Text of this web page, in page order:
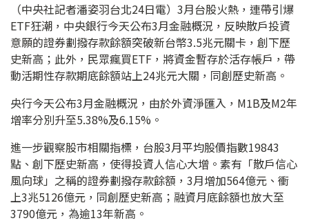
（中央社記者潘姿羽台北24日電）3月台股火熱，連帶引爆
ETF狂潮，中央銀行今天公布3月金融概況，反映散戶投資
意願的證券劃撥存款餘額突破新台幣3.5兆元關卡，創下歷
史新高；此外，民眾瘋買ETF，將資金暫存於活存帳戶，帶
動活期性存款期底餘額站上24兆元大關，同創歷史新高。
央行今天公布3月金融概況，由於外資淨匯入，M1B及M2年
增率分別升至5.38%及6.15%。
進一步觀察股市相關指標，台股3月平均股價指數19843
點、創下歷史新高，使得投資人信心大增。素有「散戶信心
風向球」之稱的證券劃撥存款餘額，3月增加564億元、衝
上3兆5126億元，同創歷史新高；融資月底餘額也放大至
3790億元，為逾13年新高。